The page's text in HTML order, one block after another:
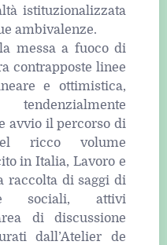
istituzionalizzata
ambivalenze.
messa a fuoco di
contrapposte linee
e ottimistica,
avvio il percorso di
ricco volume
in Italia, Lavoro e
raccolta di saggi di
sociali, attivi
di discussione
dall’Atelier de